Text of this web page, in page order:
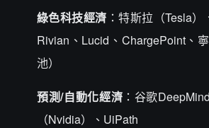
綠色科技經濟 ：特斯拉（Tesla
Rivian、Lucid、ChargePoint、
池）
預測/自動化經濟 ：谷歌
（Nvidia）、UiPath